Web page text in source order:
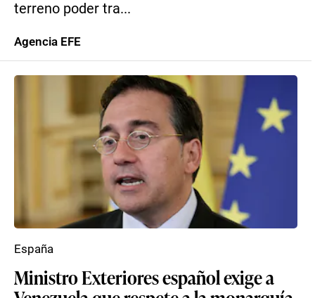
terreno poder tra...
Agencia EFE
Ministro Exteriores español exige a
España